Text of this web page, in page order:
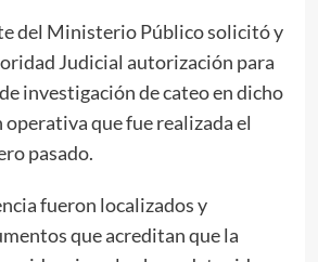
del Ministerio Público solicitó y
Judicial autorización para
investigación de cateo en dicho
que fue realizada el
pasado.
fueron localizados y
que acreditan que la